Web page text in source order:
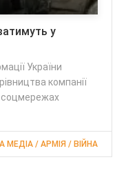
у
України
компанії
соцмережах
МЕДІА / АРМІЯ / ВІЙНА